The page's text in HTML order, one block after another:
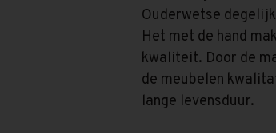
Ouderwetse
Het met de hand
kwaliteit. Door de
de meubelen
lange levensduur.